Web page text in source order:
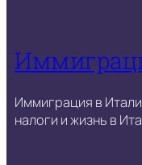
Иммиграция в
налоги и жизнь в